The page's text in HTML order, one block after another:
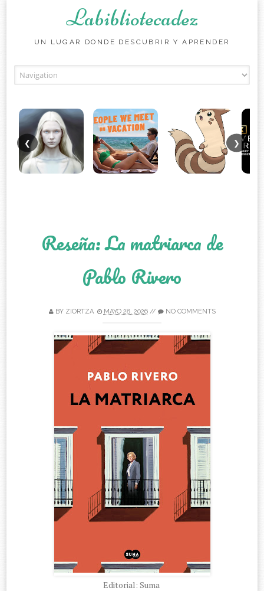
Labibliotecadez
UN LUGAR DONDE DESCUBRIR Y APRENDER
❮ ❯
Reseña: La matriarca de
Pablo Rivero
BY ZIORTZA MAYO 28, 2026// NO COMMENTS
Editorial: Suma